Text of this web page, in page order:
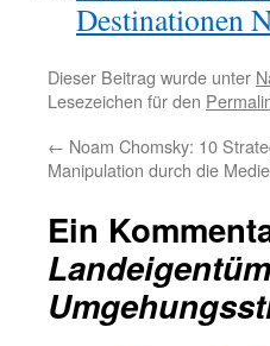
Destinationen
Dieser Beitrag wurde unter
Lesezeichen für den
← Noam Chomsky: 10
Manipulation durch die
Ein